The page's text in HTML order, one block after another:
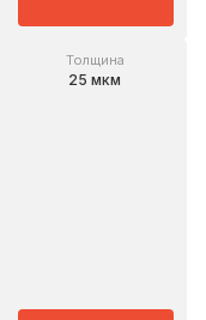
Толщина
25 мкм